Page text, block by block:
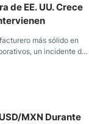
caen en EE. UU.
de EE. UU. Crece
más sólido en
un incidente de
del petróleo.
MXN Durante